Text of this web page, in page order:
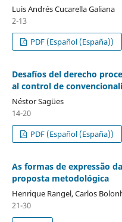
Luis Andrés Cucarella Galiana
2-13
PDF (Español (España))
Desafíos del derecho
al control de
Néstor Sagües
14-20
PDF (Español (España))
As formas de expressão
proposta metodológica
Henrique Rangel, Carlos
21-30